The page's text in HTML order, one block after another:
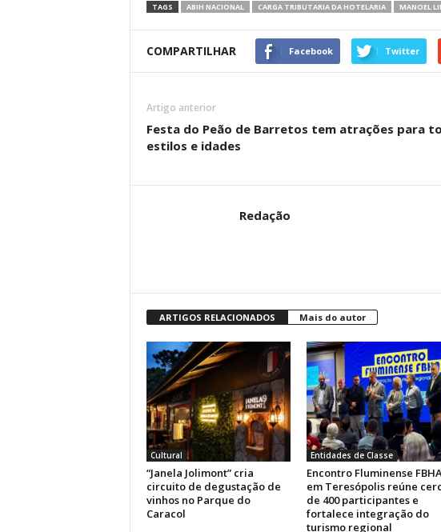
TAGS ABIH NACIONAL CARGA TRIBUTARIA DA HOTELARIA MANOEL
COMPARTILHAR Facebook Twitter
Artigo anterior
Festa do Peão de Barretos tem atrações para
estilos e idades
Redação
ARTIGOS RELACIONADOS Mais do autor
Cultural
“Janela Jolimont” cria
circuito de degustação de
vinhos no Parque do
Caracol
Entidades de Classe
Encontro Fluminense FBHA
em Teresópolis reúne
de 400 participantes e
fortalece integração do
turismo regional